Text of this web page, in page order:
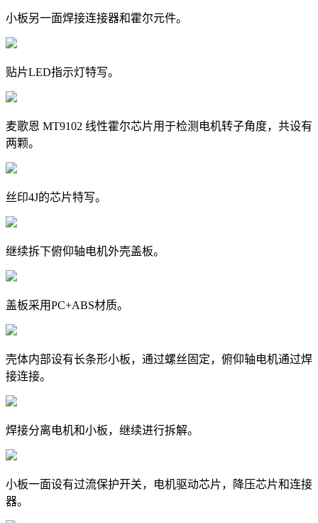
小板另一面焊接连接器和霍尔元件。
贴片LED指示灯特写。
麦歌恩 MT9102 线性霍尔芯片用于检测电机转子角度，共设有
两颗。
丝印4J的芯片特写。
继续拆下俯仰轴电机外壳盖板。
盖板采用PC+ABS材质。
壳体内部设有长条形小板，通过螺丝固定，俯仰轴电机通过焊
接连接。
焊接分离电机和小板，继续进行拆解。
小板一面设有过流保护开关，电机驱动芯片，降压芯片和连接
器。